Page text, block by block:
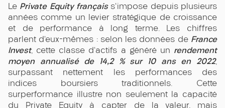
Le Private Equity françaiss'impose depuis plusieurs
années comme un levier stratégique de croissance
et de performance à long terme. Les chiffres
parlent d’eux-mêmes : selon les données de France
Invest, cette classe d'actifs a généré un rendement
moyen annualisé de 14,2 % sur 10 ans en 2022,
surpassant nettement les performances des
indices boursiers traditionnels. Cette
surperformance illustre non seulement la capacité
du Private Equity à capter de la valeur, mais